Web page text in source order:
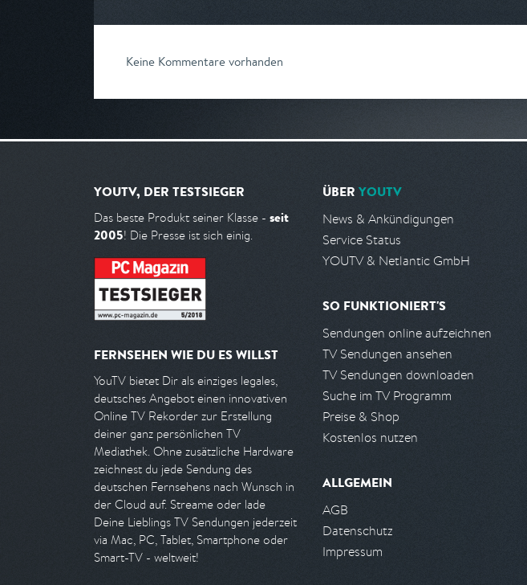
Keine Kommentare vorhanden
YOUTV, DER TESTSIEGER
Das beste Produkt seiner Klasse - seit
2005! Die Presse ist sich einig.
FERNSEHEN WIE DU ES WILLST
YouTV bietet Dir als einziges legales,
deutsches Angebot einen innovativen
Online TV Rekorder zur Erstellung
deiner ganz persönlichen TV
Mediathek. Ohne zusätzliche Hardware
zeichnest du jede Sendung des
deutschen Fernsehens nach Wunsch in
der Cloud auf. Streame oder lade
Deine Lieblings TV Sendungen jederzeit
via Mac, PC, Tablet, Smartphone oder
Smart-TV - weltweit!
ÜBER YOUTV
News & Ankündigungen
Service Status
YOUTV & Netlantic GmbH
SO FUNKTIONIERT'S
Sendungen online aufzeichnen
TV Sendungen ansehen
TV Sendungen downloaden
Suche im TV Programm
Preise & Shop
Kostenlos nutzen
ALLGEMEIN
AGB
Datenschutz
Impressum